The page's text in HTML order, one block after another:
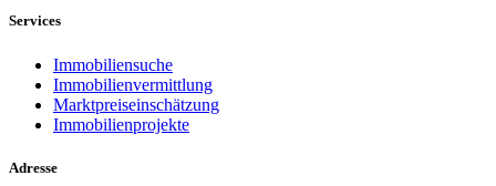
Services
Immobiliensuche
Immobilienvermittlung
Marktpreiseinschätzung
Immobilienprojekte
Adresse